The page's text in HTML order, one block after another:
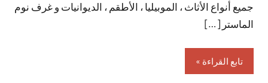
جميع أنواع الأثاث ، الموبيليا ، الأطقم ، الديوانيات و غرف نوم
الماستر […]
تابع القراءة